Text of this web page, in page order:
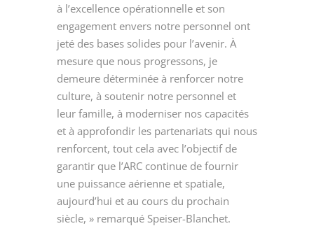
à l’excellence opérationnelle et son
engagement envers notre personnel ont
jeté des bases solides pour l’avenir. À
mesure que nous progressons, je
demeure déterminée à renforcer notre
culture, à soutenir notre personnel et
leur famille, à moderniser nos capacités
et à approfondir les partenariats qui nous
renforcent, tout cela avec l’objectif de
garantir que l’ARC continue de fournir
une puissance aérienne et spatiale,
aujourd’hui et au cours du prochain
siècle, » remarqué Speiser-Blanchet.